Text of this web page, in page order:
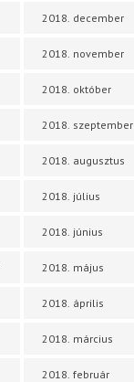
2018. december
2018. november
2018. október
2018. szeptember
2018. augusztus
2018. július
2018. június
2018. május
2018. április
2018. március
2018. február